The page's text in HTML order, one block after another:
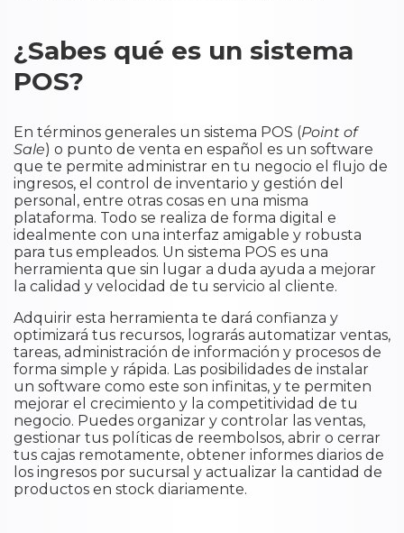
¿Sabes qué es un sistema
POS?
En términos generales un sistema POS (Point of
Sale) o punto de venta en español es un software
que te permite administrar en tu negocio el flujo de
ingresos, el control de inventario y gestión del
personal, entre otras cosas en una misma
plataforma. Todo se realiza de forma digital e
idealmente con una interfaz amigable y robusta
para tus empleados. Un sistema POS es una
herramienta que sin lugar a duda ayuda a mejorar
la calidad y velocidad de tu servicio al cliente.
Adquirir esta herramienta te dará confianza y
optimizará tus recursos, lograrás automatizar ventas,
tareas, administración de información y procesos de
forma simple y rápida. Las posibilidades de instalar
un software como este son infinitas, y te permiten
mejorar el crecimiento y la competitividad de tu
negocio. Puedes organizar y controlar las ventas,
gestionar tus políticas de reembolsos, abrir o cerrar
tus cajas remotamente, obtener informes diarios de
los ingresos por sucursal y actualizar la cantidad de
productos en stock diariamente.